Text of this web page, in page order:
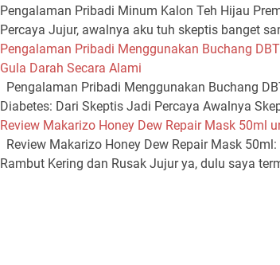
Pengalaman Pribadi Minum Kalon Teh Hijau
Percaya Jujur, awalnya aku tuh skeptis banget
Pengalaman Pribadi Menggunakan Buchang
Gula Darah Secara Alami
Pengalaman Pribadi Menggunakan Buchang
Diabetes: Dari Skeptis Jadi Percaya Awalnya
Review Makarizo Honey Dew Repair Mask 50ml
Review Makarizo Honey Dew Repair Mask
Rambut Kering dan Rusak Jujur ya, dulu saya